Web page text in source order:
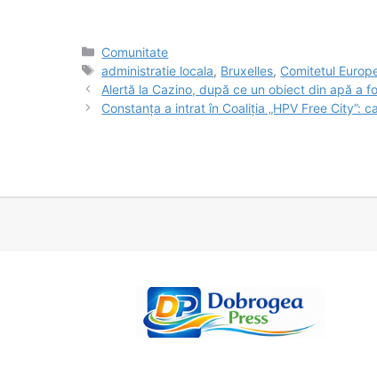
Categorii
Comunitate
Etichete
administratie locala, Bruxelles, Comitetul
Alertă la Cazino, după ce un obiect din apă a
Constanța a intrat în Coaliția „HPV Free City”: